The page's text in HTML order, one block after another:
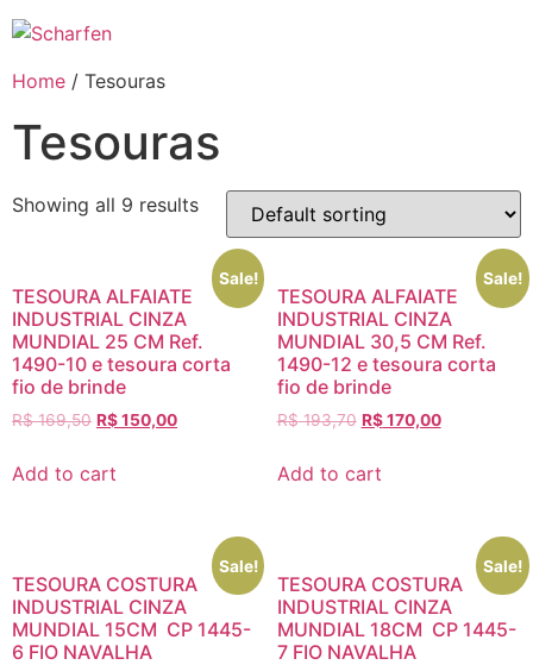
para
Home / Tesouras
Tesouras
Showing all 9 results
Sale!
TESOURA ALFAIATE
INDUSTRIAL CINZA
MUNDIAL 25 CM Ref.
1490-10 e tesoura corta
fio de brinde
R$169,50 R$150,00
Add to cart
Sale!
TESOURA ALFAIATE
INDUSTRIAL CINZA
MUNDIAL 30,5 CM Ref.
1490-12 e tesoura corta
fio de brinde
R$193,70 R$170,00
Add to cart
Sale!
TESOURA COSTURA
INDUSTRIAL CINZA
MUNDIAL 15CM CP 1445-
6 FIO NAVALHA
Sale!
TESOURA COSTURA
INDUSTRIAL CINZA
MUNDIAL 18CM CP 1445-
7 FIO NAVALHA